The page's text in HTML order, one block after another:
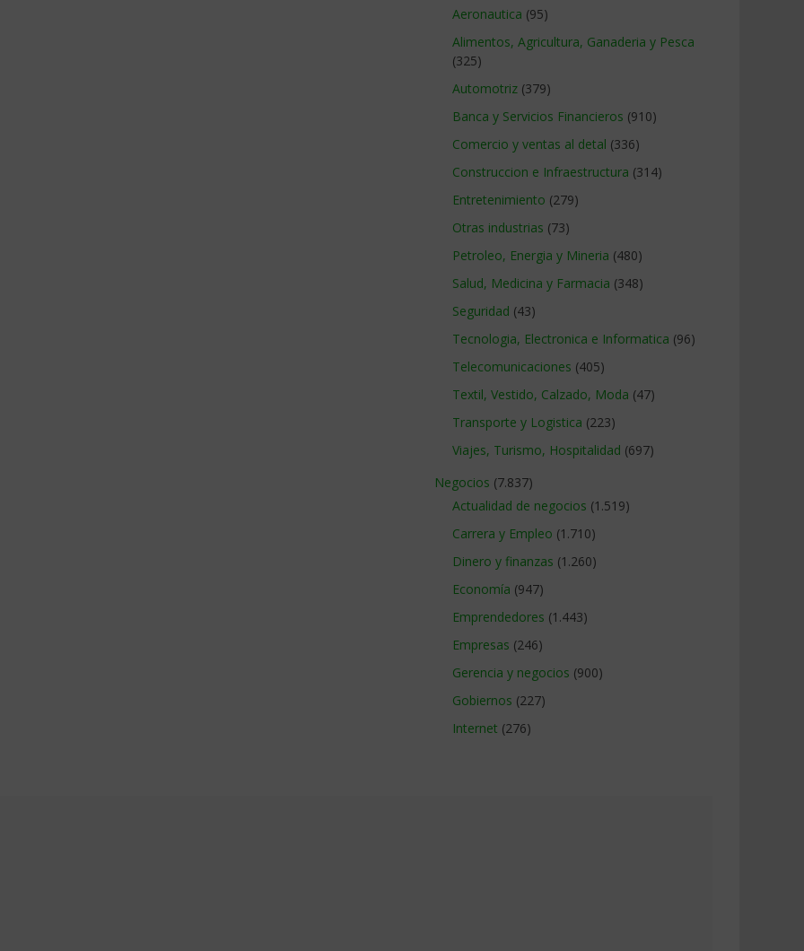
Aeronautica (95)
Alimentos, Agricultura, Ganaderia y Pesca
(325)
Automotriz (379)
Banca y Servicios Financieros (910)
Comercio y ventas al detal (336)
Construccion e Infraestructura (314)
Entretenimiento (279)
Otras industrias (73)
Petroleo, Energia y Mineria (480)
Salud, Medicina y Farmacia (348)
Seguridad (43)
Tecnologia, Electronica e Informatica (96)
Telecomunicaciones (405)
Textil, Vestido, Calzado, Moda (47)
Transporte y Logistica (223)
Viajes, Turismo, Hospitalidad (697)
Negocios (7.837)
Actualidad de negocios (1.519)
Carrera y Empleo (1.710)
Dinero y finanzas (1.260)
Economía (947)
Emprendedores (1.443)
Empresas (246)
Gerencia y negocios (900)
Gobiernos (227)
Internet (276)